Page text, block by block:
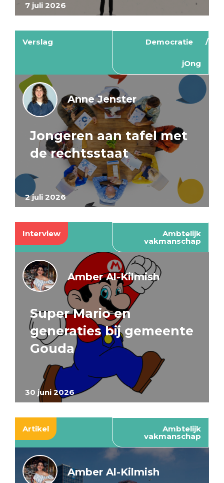
7 juli 2026
Verslag Democratie
jOng
2 juli 2026
Anne Jenster
Jongeren aan tafel met
de rechtsstaat
Interview Ambtelijk
vakmanschap
30 juni 2026
Amber Al-Kilmish
Super Mario en
generaties bij gemeente
Gouda
Artikel Ambtelijk
vakmanschap
Amber Al-Kilmish